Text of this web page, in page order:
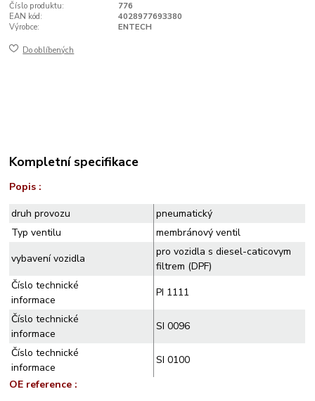
Číslo produktu:
776
EAN kód:
4028977693380
Výrobce:
ENTECH
Do oblíbených
Kompletní specifikace
Popis :
druh provozu
pneumatický
Typ ventilu
membránový ventil
vybavení vozidla
pro vozidla s diesel-caticovym
filtrem (DPF)
Číslo technické
informace
PI 1111
Číslo technické
informace
SI 0096
Číslo technické
informace
SI 0100
OE reference :